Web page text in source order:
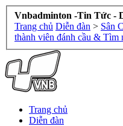
Vnbadminton -Tin Tức -
Trang chủ Diễn đàn > Sân
thành viên đánh cầu & Tìm
Trang chủ
Diễn đàn